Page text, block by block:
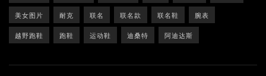
美女图片 耐克 联名 联名款 联名鞋 腕表
越野跑鞋 跑鞋 运动鞋 迪桑特 阿迪达斯